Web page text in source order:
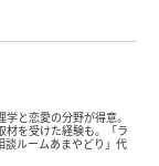
と恋愛の分野が得意。
材を受けた経験も。「ラ
談ルームあまやどり」代